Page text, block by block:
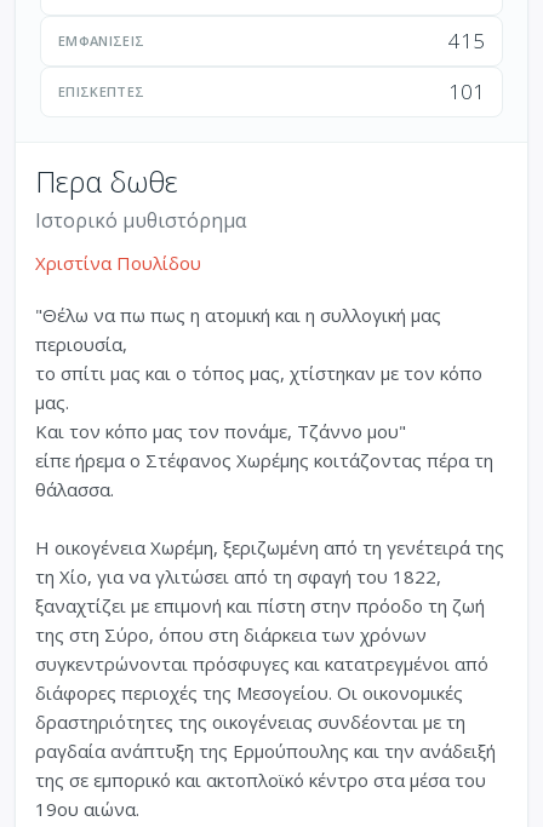
ΕΜΦΑΝΊΣΕΙΣ 415
ΕΠΙΣΚΈΠΤΕΣ 101
Περα δωθε
Ιστορικό μυθιστόρημα
Χριστίνα Πουλίδου
"Θέλω να πω πως η ατοµική και η συλλογική µας
περιουσία,
το σπίτι µας και ο τόπος µας, χτίστηκαν µε τον κόπο
µας.
Και τον κόπο µας τον πονάµε, Τζάννο µου"
είπε ήρεµα ο Στέφανος Χωρέµης κοιτάζοντας πέρα τη
θάλασσα.
Η οικογένεια Χωρέµη, ξεριζωµένη από τη γενέτειρά της
τη Χίο, για να γλιτώσει από τη σφαγή του 1822,
ξαναχτίζει µε επιµονή και πίστη στην πρόοδο τη ζωή
της στη Σύρο, όπου στη διάρκεια των χρόνων
συγκεντρώνονται πρόσφυγες και κατατρεγµένοι από
διάφορες περιοχές της Μεσογείου. Οι οικονοµικές
δραστηριότητες της οικογένειας συνδέονται µε τη
ραγδαία ανάπτυξη της Ερµούπουλης και την ανάδειξή
της σε εµπορικό και ακτοπλοϊκό κέντρο στα µέσα του
19ου αιώνα.